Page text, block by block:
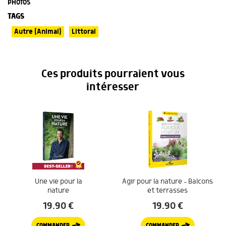
PHOTOS
TAGS
Autre (Animal) Littoral
Ces produits pourraient vous
intéresser
Une vie pour la
nature
19.90€
Agir pour la nature – Balcons
et terrasses
19.90€